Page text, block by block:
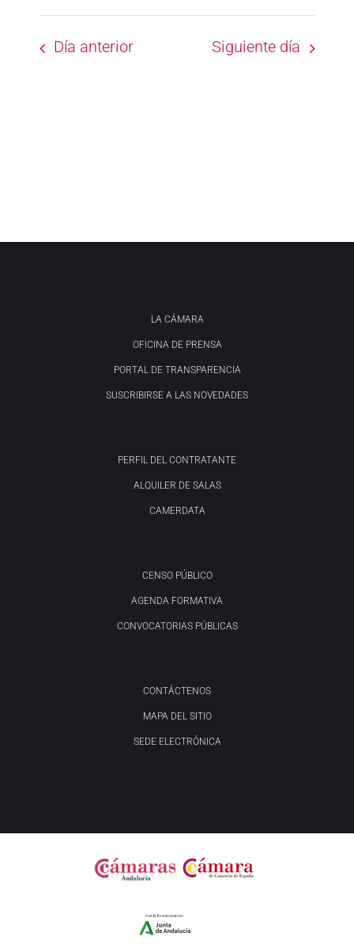
Día anterior Siguiente día
LA CÁMARA
OFICINA DE PRENSA
PORTAL DE TRANSPARENCIA
SUSCRIBIRSE A LAS NOVEDADES
PERFIL DEL CONTRATANTE
ALQUILER DE SALAS
CAMERDATA
CENSO PÚBLICO
AGENDA FORMATIVA
CONVOCATORIAS PÚBLICAS
CONTÁCTENOS
MAPA DEL SITIO
SEDE ELECTRÓNICA